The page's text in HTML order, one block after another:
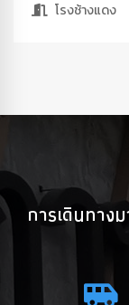
โรงช้างแดง
การเดินทาง